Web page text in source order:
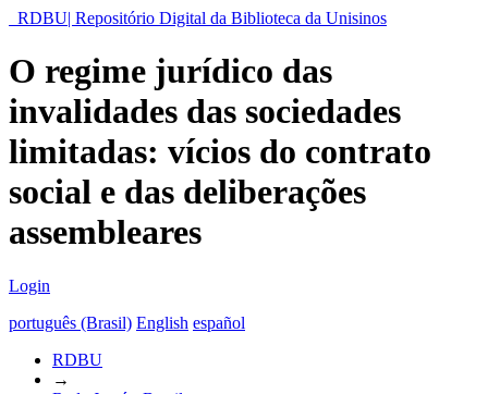
RDBU| Repositório Digital da Biblioteca da Unisinos
O regime jurídico das
invalidades das sociedades
limitadas: vícios do contrato
social e das deliberações
assembleares
Login
português (Brasil) English español
RDBU
→